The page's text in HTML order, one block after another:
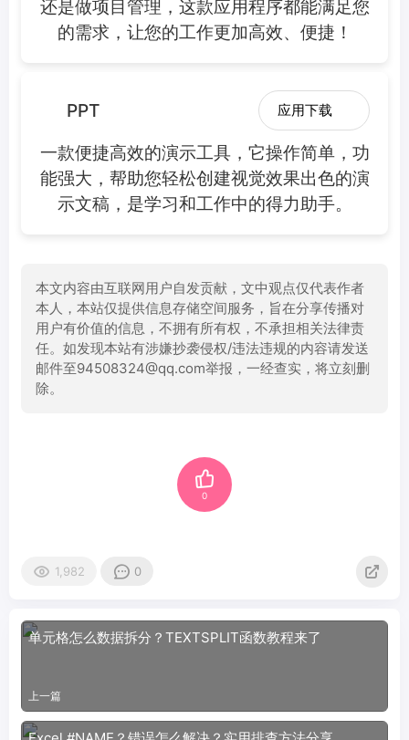
还是做项目管理，这款应用程序都能满足您
的需求，让您的工作更加高效、便捷！
PPT 应用下载
一款便捷高效的演示工具，它操作简单，功
能强大，帮助您轻松创建视觉效果出色的演
示文稿，是学习和工作中的得力助手。
本文内容由互联网用户自发贡献，文中观点仅代表作者
本人，本站仅提供信息存储空间服务，旨在分享传播对
用户有价值的信息，不拥有所有权，不承担相关法律责
任。如发现本站有涉嫌抄袭侵权/违法违规的内容请发送
邮件至94508324@qq.com举报，一经查实，将立刻删
除。
0
1,982 0
单元格怎么数据拆分？TEXTSPLIT函数教程来了
上一篇